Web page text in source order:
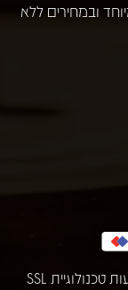
ובמחירים ללא
האתר מאובטח ברמת הצפנה גבוהה באמצעות טכנולוגיית SSL